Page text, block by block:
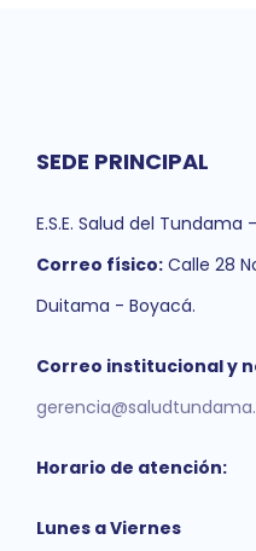
SEDE PRINCIPAL
E.S.E. Salud del
Correo físico: Calle 28
Duitama - Boyacá.
Correo institucional y
Horario de atención:
Lunes a Viernes